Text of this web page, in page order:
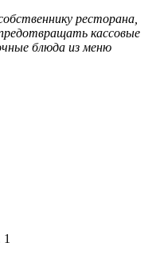
ресторана,
кассовые
блюда из меню